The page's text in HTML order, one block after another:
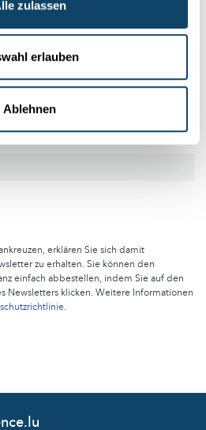
zulassen
erlauben
Ablehnen
der Wissenschaft
in Luxemburg
unserem Newsletter an und
Newsletter
erklären Sie sich damit
zu erhalten. Sie können den
einfach abbestellen, indem Sie auf den
Newsletters klicken. Weitere Informationen
.